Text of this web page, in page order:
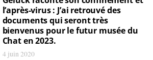
l’après-virus : J’ai retrouvé des
documents qui seront très
bienvenus pour le futur musée du
Chat en 2023.
4 juin 2020